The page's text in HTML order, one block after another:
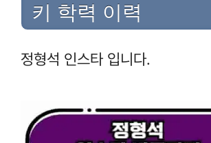
키 학력 이력
정형석 인스타 입니다.